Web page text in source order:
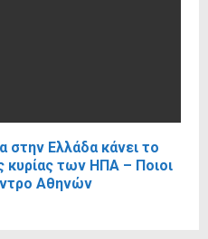
στην Ελλάδα κάνει το
κυρίας των ΗΠΑ – Ποιοι
Αθηνών